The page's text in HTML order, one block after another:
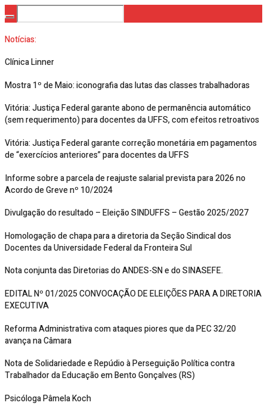
Notícias:
Clínica Linner
Mostra 1º de Maio: iconografia das lutas das classes trabalhadoras
Vitória: Justiça Federal garante abono de permanência automático
(sem requerimento) para docentes da UFFS, com efeitos retroativos
Vitória: Justiça Federal garante correção monetária em pagamentos
de “exercícios anteriores” para docentes da UFFS
Informe sobre a parcela de reajuste salarial prevista para 2026 no
Acordo de Greve nº 10/2024
Divulgação do resultado – Eleição SINDUFFS – Gestão 2025/2027
Homologação de chapa para a diretoria da Seção Sindical dos
Docentes da Universidade Federal da Fronteira Sul
Nota conjunta das Diretorias do ANDES-SN e do SINASEFE.
EDITAL Nº 01/2025 CONVOCAÇÃO DE ELEIÇÕES PARA A DIRETORIA
EXECUTIVA
Reforma Administrativa com ataques piores que da PEC 32/20
avança na Câmara
Nota de Solidariedade e Repúdio à Perseguição Política contra
Trabalhador da Educação em Bento Gonçalves (RS)
Psicóloga Pâmela Koch